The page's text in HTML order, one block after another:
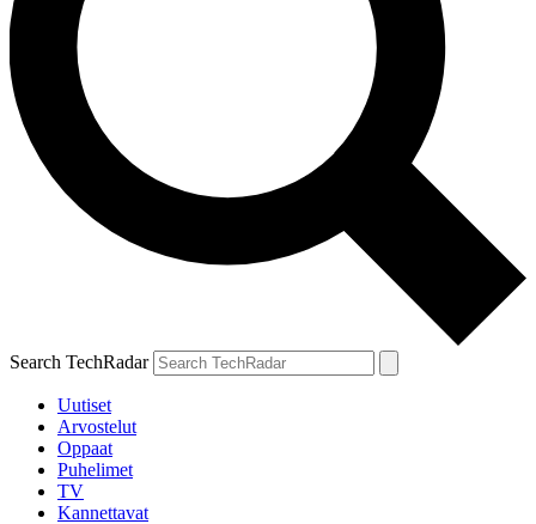
Search TechRadar
Uutiset
Arvostelut
Oppaat
Puhelimet
TV
Kannettavat